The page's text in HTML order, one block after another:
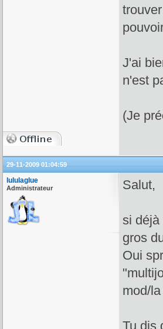
J'ai
n'est
(Je
29-11-2009 01:04:59
lululaglue
Administrateur Salut,
si déjà
gros
Oui
mod/
Tu dis